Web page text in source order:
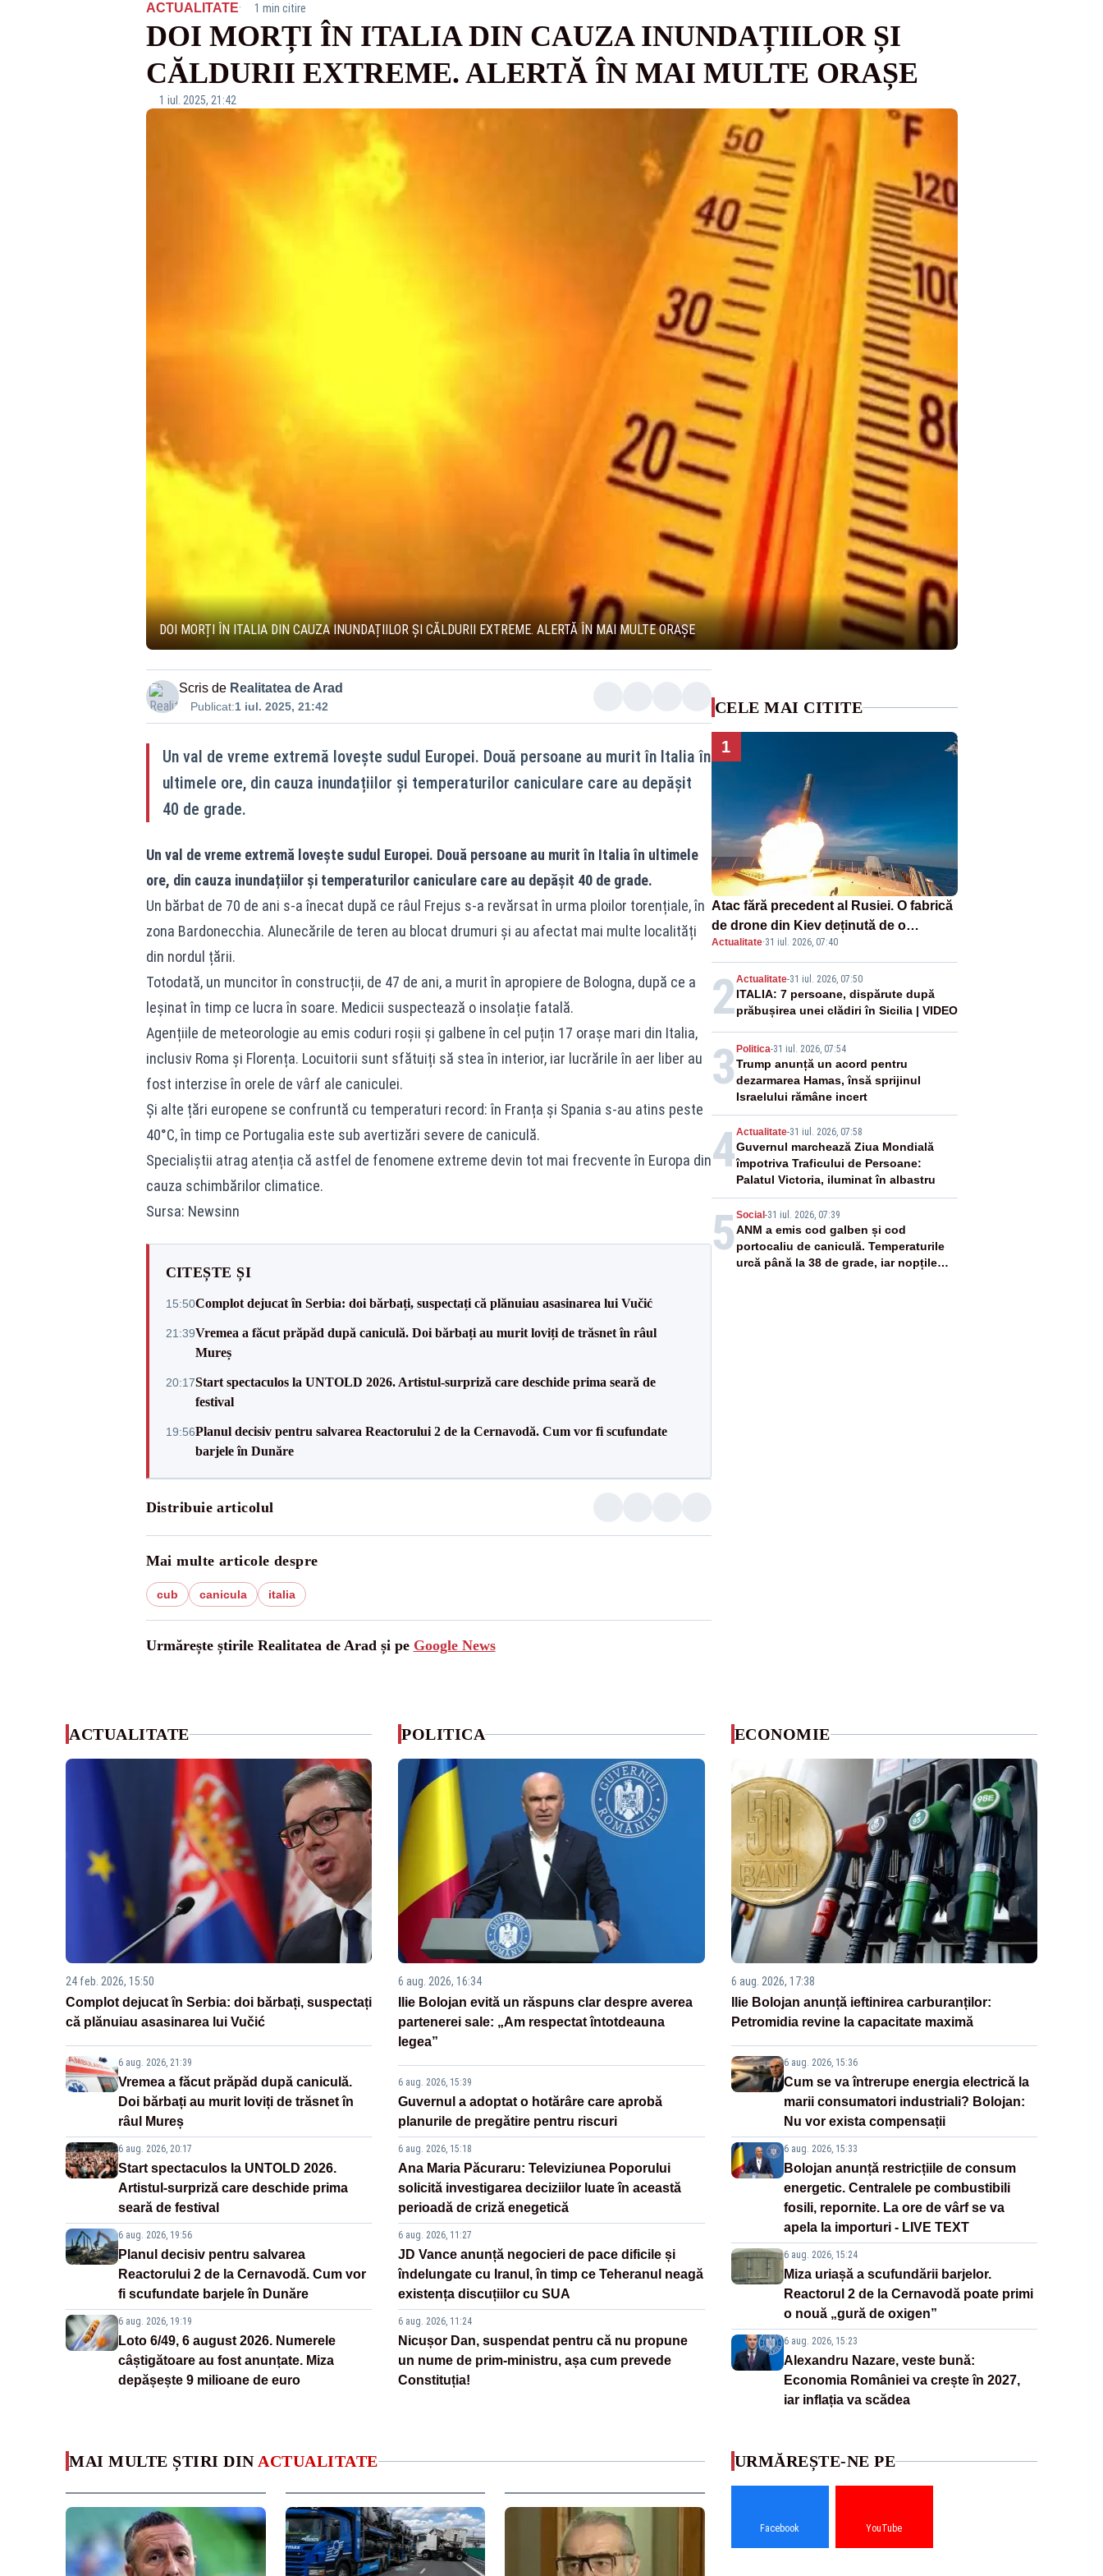
ACTUALITATE· 1 min citire
DOI MORȚI ÎN ITALIA DIN CAUZA INUNDAȚIILOR ȘI
CĂLDURII EXTREME. ALERTĂ ÎN MAI MULTE ORAȘE
1 iul. 2025, 21:42
DOI MORȚI ÎN ITALIA DIN CAUZA INUNDAȚIILOR ȘI CĂLDURII EXTREME. ALERTĂ ÎN MAI MULTE ORAȘE
Scris de Realitatea de Arad
Publicat:1 iul. 2025, 21:42
Un val de vreme extremă lovește sudul Europei. Două persoane au murit în Italia în
ultimele ore, din cauza inundațiilor și temperaturilor caniculare care au depășit
40 de grade.
Un val de vreme extremă lovește sudul Europei. Două persoane au murit în Italia în ultimele
ore, din cauza inundațiilor și temperaturilor caniculare care au depășit 40 de grade.
Un bărbat de 70 de ani s-a înecat după ce râul Frejus s-a revărsat în urma ploilor torențiale, în
zona Bardonecchia. Alunecările de teren au blocat drumuri și au afectat mai multe localități
din nordul țării.
Totodată, un muncitor în construcții, de 47 de ani, a murit în apropiere de Bologna, după ce a
leșinat în timp ce lucra în soare. Medicii suspectează o insolație fatală.
Agențiile de meteorologie au emis coduri roșii și galbene în cel puțin 17 orașe mari din Italia,
inclusiv Roma și Florența. Locuitorii sunt sfătuiți să stea în interior, iar lucrările în aer liber au
fost interzise în orele de vârf ale caniculei.
Și alte țări europene se confruntă cu temperaturi record: în Franța și Spania s-au atins peste
40°C, în timp ce Portugalia este sub avertizări severe de caniculă.
Specialiștii atrag atenția că astfel de fenomene extreme devin tot mai frecvente în Europa din
cauza schimbărilor climatice.
Sursa: Newsinn
CITEȘTE ȘI
15:50Complot dejucat în Serbia: doi bărbați, suspectați că plănuiau asasinarea lui Vučić
21:39Vremea a făcut prăpăd după caniculă. Doi bărbați au murit loviți de trăsnet în râul
Mureș
20:17Start spectaculos la UNTOLD 2026. Artistul-surpriză care deschide prima seară de
festival
19:56Planul decisiv pentru salvarea Reactorului 2 de la Cernavodă. Cum vor fi scufundate
barjele în Dunăre
Distribuie articolul
Mai multe articole despre
cub canicula italia
Urmărește știrile Realitatea de Arad și pe Google News
CELE MAI CITITE
1
Atac fără precedent al Rusiei. O fabrică
de drone din Kiev deținută de o
companie americană, distrusă de o
rachetă rusească
Actualitate·31 iul. 2026, 07:40
2Actualitate-31 iul. 2026, 07:50
ITALIA: 7 persoane, dispărute după
prăbușirea unei clădiri în Sicilia | VIDEO
3 Politica-31 iul. 2026, 07:54
Trump anunță un acord pentru
dezarmarea Hamas, însă sprijinul
Israelului rămâne incert
4Actualitate-31 iul. 2026, 07:58
Guvernul marchează Ziua Mondială
împotriva Traficului de Persoane:
Palatul Victoria, iluminat în albastru
5 Social -31 iul. 2026, 07:39
ANM a emis cod galben și cod
portocaliu de caniculă. Temperaturile
urcă până la 38 de grade, iar nopțile
ACTUALITATE
24 feb. 2026, 15:50
Complot dejucat în Serbia: doi bărbați, suspectați
că plănuiau asasinarea lui Vučić
6 aug. 2026, 21:39
Vremea a făcut prăpăd după caniculă.
Doi bărbați au murit loviți de trăsnet în
râul Mureș
6 aug. 2026, 20:17
Start spectaculos la UNTOLD 2026.
Artistul-surpriză care deschide prima
seară de festival
6 aug. 2026, 19:56
Planul decisiv pentru salvarea
Reactorului 2 de la Cernavodă. Cum vor
fi scufundate barjele în Dunăre
6 aug. 2026, 19:19
Loto 6/49, 6 august 2026. Numerele
câștigătoare au fost anunțate. Miza
depășește 9 milioane de euro
POLITICA
6 aug. 2026, 16:34
Ilie Bolojan evită un răspuns clar despre averea
partenerei sale: „Am respectat întotdeauna
legea”
6 aug. 2026, 15:39
Guvernul a adoptat o hotărâre care aprobă
planurile de pregătire pentru riscuri
6 aug. 2026, 15:18
Ana Maria Păcuraru: Televiziunea Poporului
solicită investigarea deciziilor luate în această
perioadă de criză enegetică
6 aug. 2026, 11:27
JD Vance anunță negocieri de pace dificile și
îndelungate cu Iranul, în timp ce Teheranul neagă
existența discuțiilor cu SUA
6 aug. 2026, 11:24
Nicușor Dan, suspendat pentru că nu propune
un nume de prim-ministru, așa cum prevede
Constituția!
ECONOMIE
6 aug. 2026, 17:38
Ilie Bolojan anunță ieftinirea carburanților:
Petromidia revine la capacitate maximă
6 aug. 2026, 15:36
Cum se va întrerupe energia electrică la
marii consumatori industriali? Bolojan:
Nu vor exista compensații
6 aug. 2026, 15:33
Bolojan anunță restricțiile de consum
energetic. Centralele pe combustibili
fosili, repornite. La ore de vârf se va
apela la importuri - LIVE TEXT
6 aug. 2026, 15:24
Miza uriașă a scufundării barjelor.
Reactorul 2 de la Cernavodă poate primi
o nouă „gură de oxigen”
6 aug. 2026, 15:23
Alexandru Nazare, veste bună:
Economia României va crește în 2027,
iar inflația va scădea
MAI MULTE ȘTIRI DIN ACTUALITATE URMĂREȘTE-NE PE
Facebook YouTube